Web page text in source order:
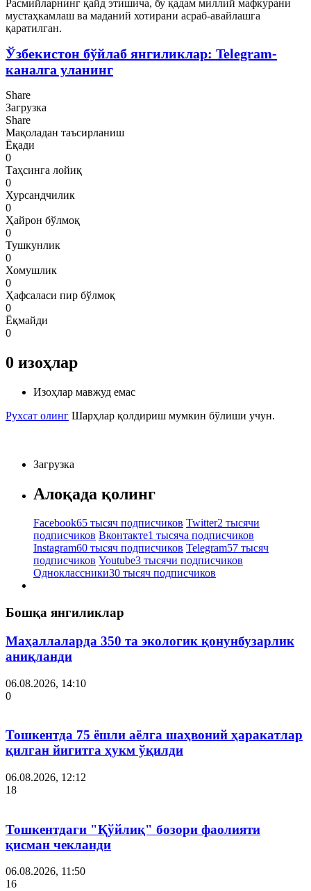
Расмийларнинг қайд этишича, бу қадам миллий мафкурани
мустаҳкамлаш ва маданий хотирани асраб-авайлашга
қаратилган.
Ўзбекистон бўйлаб янгиликлар: Telegram-
каналга уланинг
Share
Загрузка
Share
Мақоладан таъсирланиш
Ёқади
0
Таҳсинга лойиқ
0
Хурсандчилик
0
Ҳайрон бўлмоқ
0
Тушкунлик
0
Хомушлик
0
Ҳафсаласи пир бўлмоқ
0
Ёқмайди
0
0 изоҳлар
Изоҳлар мавжуд емас
Рухсат олинг Шарҳлар қолдириш мумкин бўлиши учун.
Загрузка
Алоқада қолинг
Facebook65 тысяч подписчиков Twitter2 тысячи
подписчиков Вконтакте1 тысяча подписчиков
Instagram60 тысяч подписчиков Telegram57 тысяч
подписчиков Youtube3 тысячи подписчиков
Одноклассники30 тысяч подписчиков
Бошқа янгиликлар
Маҳаллаларда 350 та экологик қонунбузарлик
аниқланди
06.08.2026, 14:10
0
Тошкентда 75 ёшли аёлга шаҳвоний ҳаракатлар
қилган йигитга ҳукм ўқилди
06.08.2026, 12:12
18
Тошкентдаги "Қўйлиқ" бозори фаолияти
қисман чекланди
06.08.2026, 11:50
16